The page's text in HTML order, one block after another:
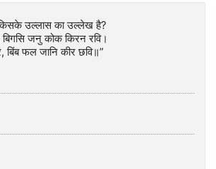
उल्लास का उल्लेख है?
जनु कोक किरन रवि।
फल जानि कीर छवि॥”